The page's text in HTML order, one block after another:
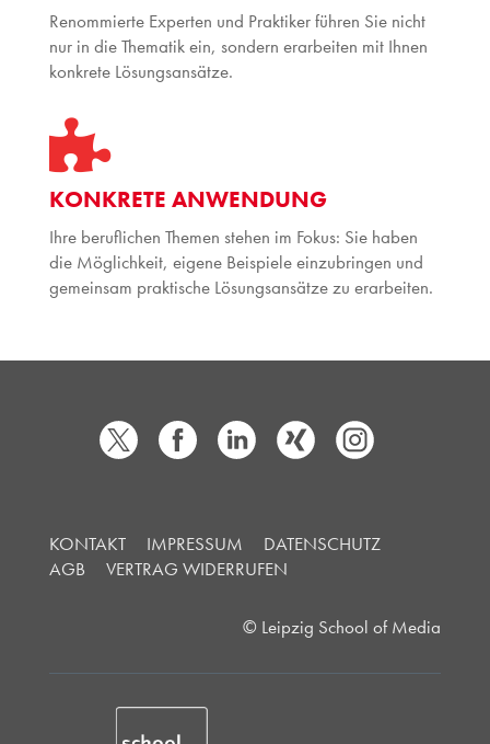
Renommierte Experten und Praktiker führen Sie nicht
nur in die Thematik ein, sondern erarbeiten mit Ihnen
konkrete Lösungsansätze.

KONKRETE ANWENDUNG
Ihre beruflichen Themen stehen im Fokus: Sie haben
die Möglichkeit, eigene Beispiele einzubringen und
gemeinsam praktische Lösungsansätze zu erarbeiten.
KONTAKT IMPRESSUM
DATENSCHUTZ
AGB
VERTRAG WIDERRUFEN
© Leipzig School of Media